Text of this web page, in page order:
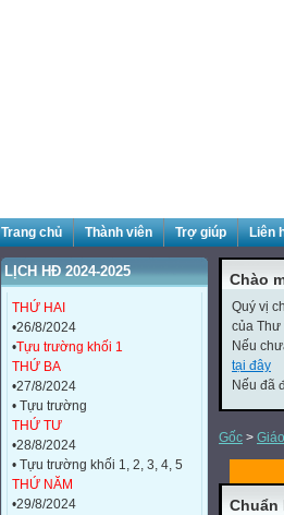
Trang chủ Thành viên Trợ giúp Liên
LỊCH HĐ 2024-2025
THỨ HAI
•26/8/2024
•Tựu trường khối 1
THỨ BA
•27/8/2024
• Tựu trường
THỨ TƯ
•28/8/2024
• Tựu trường khối 1, 2, 3, 4, 5
THỨ NĂM
•29/8/2024
Chào
Quý vị
của Thư
Nếu
tại đây
Nếu đã
Gốc >
Chuẩn